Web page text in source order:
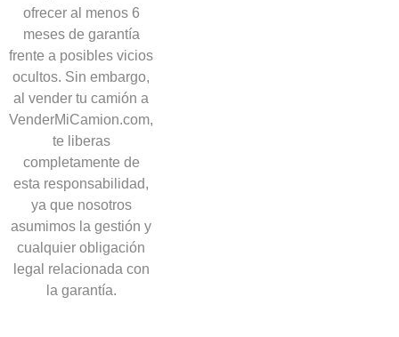
ofrecer al menos 6
meses de garantía
frente a posibles vicios
ocultos. Sin embargo,
al vender tu camión a
VenderMiCamion.com,
te liberas
completamente de
esta responsabilidad,
ya que nosotros
asumimos la gestión y
cualquier obligación
legal relacionada con
la garantía.